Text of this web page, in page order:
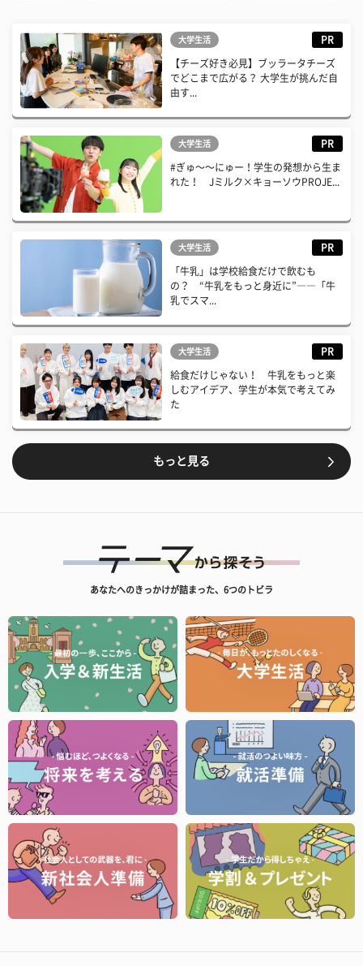
大学生活 PR
【チーズ好き必見】ブッラータチーズ
でどこまで広がる？ 大学生が挑んだ自
由す...
大学生活 PR
#ぎゅ〜〜にゅー！学生の発想から生ま
れた！ Jミルク×キョーソウPROJE...
大学生活 PR
「牛乳」は学校給食だけで飲むも
の？ “牛乳をもっと身近に”――「牛
乳でスマ...
大学生活 PR
給食だけじゃない！ 牛乳をもっと楽
しむアイデア、学生が本気で考えてみ
た
もっと見る
あなたへのきっかけが詰まった、6つのトビラ